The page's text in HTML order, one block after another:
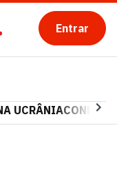
Entrar
UCRÂNIA